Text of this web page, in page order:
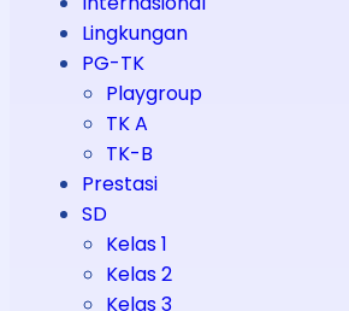
Lingkungan
PG-TK
Playgroup
TK A
TK-B
Prestasi
SD
Kelas 1
Kelas 2
Kelas 3